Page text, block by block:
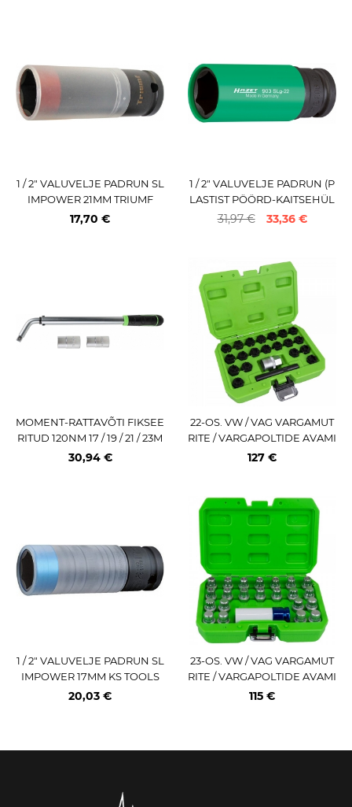
1 / 2" VALUVELJE PADRUN SL
IMPOWER 21MM TRIUMF
17,70 €
1 / 2" VALUVELJE PADRUN (P
LASTIST PÖÖRD-KAITSEHÜL
SS) 22MM HAZET MADE IN G
31,97 € 33,36 €
MOMENT-RATTAVÕTI FIKSEE
RITUD 120NM 17 / 19 / 21 / 23M
M JBM*
30,94 €
22-OS. VW / VAG VARGAMUT
RITE / VARGAPOLTIDE AVAMI
SE KOMPLEKT JBM
127 €
1 / 2" VALUVELJE PADRUN SL
IMPOWER 17MM KS TOOLS
20,03 €
23-OS. VW / VAG VARGAMUT
RITE / VARGAPOLTIDE AVAMI
SE KOMPLEKT JBM
115 €